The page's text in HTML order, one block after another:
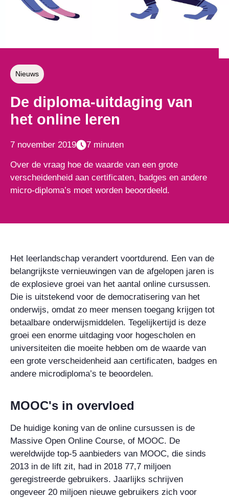
Nieuws
De diploma-uitdaging van
het online leren
7 november 2019 7 minuten
Over de vraag hoe de waarde van een grote
verscheidenheid aan certificaten, badges en andere
micro-diploma’s moet worden beoordeeld.
Het leerlandschap verandert voortdurend. Een van de
belangrijkste vernieuwingen van de afgelopen jaren is
de explosieve groei van het aantal online cursussen.
Die is uitstekend voor de democratisering van het
onderwijs, omdat zo meer mensen toegang krijgen tot
betaalbare onderwijsmiddelen. Tegelijkertijd is deze
groei een enorme uitdaging voor hogescholen en
universiteiten die moeite hebben om de waarde van
een grote verscheidenheid aan certificaten, badges en
andere microdiploma’s te beoordelen.
MOOC's in overvloed
De huidige koning van de online cursussen is de
Massive Open Online Course, of MOOC. De
wereldwijde top-5 aanbieders van MOOC, die sinds
2013 in de lift zit, had in 2018 77,7 miljoen
geregistreerde gebruikers. Jaarlijks schrijven
ongeveer 20 miljoen nieuwe gebruikers zich voor